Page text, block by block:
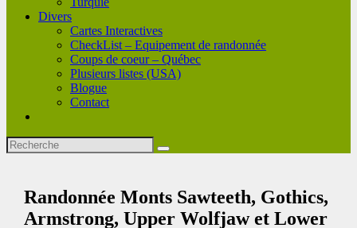
Divers
Cartes Interactives
CheckList – Equipement de randonnée
Coups de coeur – Québec
Plusieurs listes (USA)
Blogue
Contact
Randonnée Monts Sawteeth, Gothics,
Armstrong, Upper Wolfjaw et Lower